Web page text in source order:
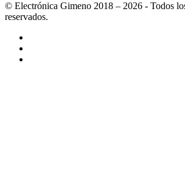
© Electrónica Gimeno 2018 – 2026 - Todos
reservados.